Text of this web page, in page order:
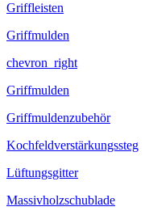
Griffleisten
Griffmulden
chevron_right
Griffmulden
Griffmuldenzubehör
Kochfeldverstärkungssteg
Lüftungsgitter
Massivholzschublade